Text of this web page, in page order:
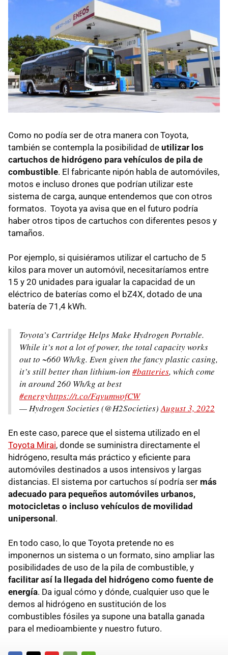
Como no podía ser de otra manera con Toyota,
también se contempla la posibilidad de utilizar los
cartuchos de hidrógeno para vehículos de pila de
combustible. El fabricante nipón habla de automóviles,
motos e incluso drones que podrían utilizar este
sistema de carga, aunque entendemos que con otros
formatos. Toyota ya avisa que en el futuro podría
haber otros tipos de cartuchos con diferentes pesos y
tamaños.
Por ejemplo, si quisiéramos utilizar el cartucho de 5
kilos para mover un automóvil, necesitaríamos entre
15 y 20 unidades para igualar la capacidad de un
eléctrico de baterías como el bZ4X, dotado de una
batería de 71,4 kWh.
Toyota’s Cartridge Helps Make Hydrogen Portable.
While it’s not a lot of power, the total capacity works
out to ~660 Wh/kg. Even given the fancy plastic casing,
it’s still better than lithium-ion #batteries, which come
in around 260 Wh/kg at best
#energyhttps://t.co/FqvumwofCW
— Hydrogen Societies (@H2Societies)August 3, 2022
En este caso, parece que el sistema utilizado en el
Toyota Mirai, donde se suministra directamente el
hidrógeno, resulta más práctico y eficiente para
automóviles destinados a usos intensivos y largas
distancias. El sistema por cartuchos sí podría ser más
adecuado para pequeños automóviles urbanos,
motocicletas o incluso vehículos de movilidad
unipersonal .
En todo caso, lo que Toyota pretende no es
imponernos un sistema o un formato, sino ampliar las
posibilidades de uso de la pila de combustible, y
facilitar así la llegada del hidrógeno como fuente de
energía. Da igual cómo y dónde, cualquier uso que le
demos al hidrógeno en sustitución de los
combustibles fósiles ya supone una batalla ganada
para el medioambiente y nuestro futuro.